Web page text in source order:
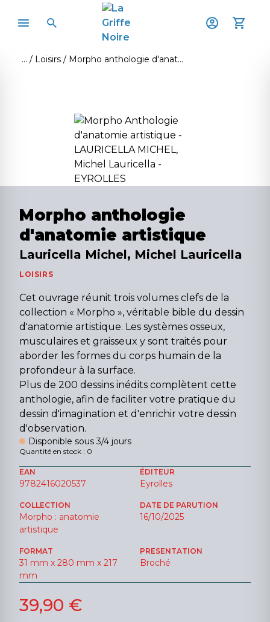
Loisirs Morpho anthologie d'anatomie artistique
Morpho anthologie
d'anatomie artistique
Lauricella Michel, Michel Lauricella
LOISIRS
Cet ouvrage réunit trois volumes clefs de la
collection « Morpho », véritable bible du dessin
d'anatomie artistique. Les systèmes osseux,
musculaires et graisseux y sont traités pour
aborder les formes du corps humain de la
profondeur à la surface.
Plus de 200 dessins inédits complètent cette
anthologie, afin de faciliter votre pratique du
dessin d'imagination et d'enrichir votre dessin
d'observation.
Disponible sous 3/4 jours
Quantité en stock : 0
EAN
9782416020537
ÉDITEUR
Eyrolles
COLLECTION
Morpho : anatomie
artistique
DATE DE PARUTION
16/10/2025
FORMAT
31 mm x 280 mm x 217
mm
PRESENTATION
Broché
39,90 €